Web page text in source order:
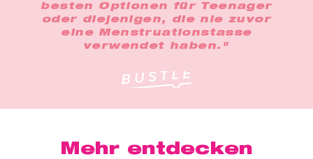
besten Optionen für Teenager
oder diejenigen, die nie zuvor
eine Menstruationstasse
verwendet haben."
Mehr entdecken